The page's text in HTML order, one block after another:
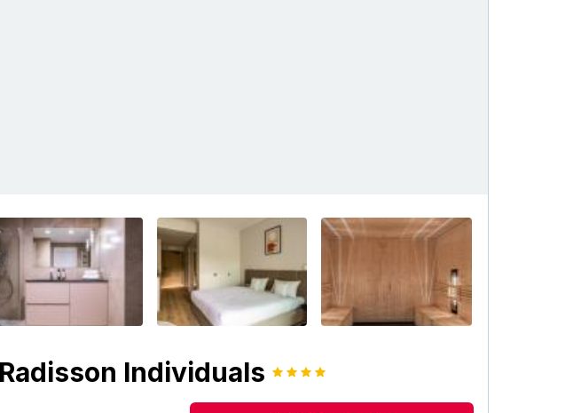
Individuals